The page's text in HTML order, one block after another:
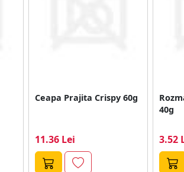
Ceapa Prajita Crispy 60g
11.36 Lei
40g
3.52